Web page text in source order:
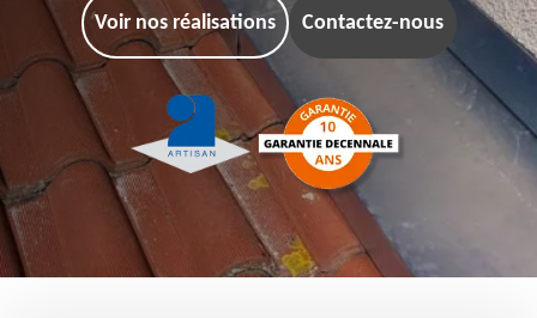
Voir nos réalisations Contactez-nous